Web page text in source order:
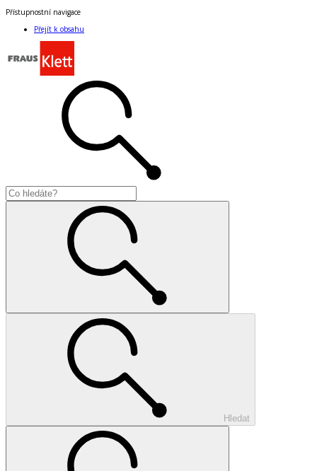
Přístupnostní navigace
Přejít k obsahu
Hledat